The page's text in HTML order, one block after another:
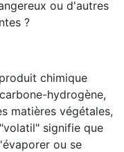
ou d'autres
?
chimique
hydrogène,
matières végétales,
signifie que
ou se